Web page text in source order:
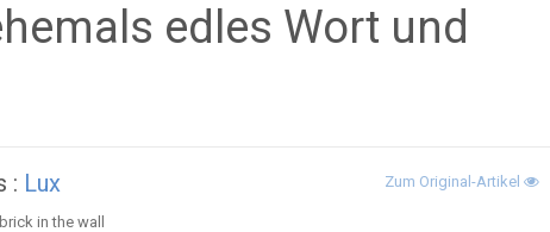
edles Wort und
: Lux Zum Original-Artikel
in the wall